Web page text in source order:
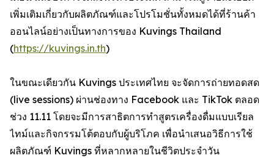
เพิ่มเติมเกี่ยวกับผลิตภัณฑ์และโปรโมชั่นทั้งหมดได้ที่ร้านค้า
ออนไลน์อย่างเป็นทางการของ Kuvings Thailand
(https://kuvings.in.th)
ในขณะเดียวกัน Kuvings ประเทศไทย จะจัดการถ่ายทอดสด
(live sessions) ผ่านช่องทาง Facebook และ TikTok ตลอด
ช่วง 11.11 โดยจะมีการสาธิตการทำสูตรเครื่องดื่มแบบเรียล
ไทม์และกิจกรรมโต้ตอบกับผู้บริโภค เพื่อนำเสนอวิธีการใช้
ผลิตภัณฑ์ Kuvings ที่หลากหลายในชีวิตประจำวัน